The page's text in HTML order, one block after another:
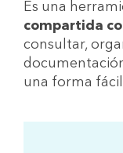
Es una
compartida
consultar,
una forma